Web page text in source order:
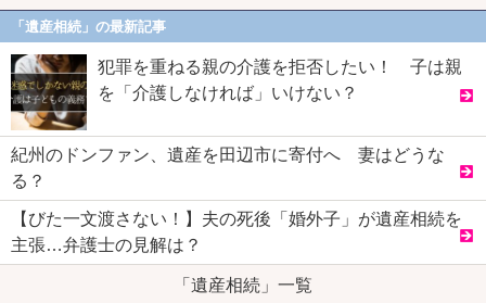
「遺産相続」の最新記事
犯罪を重ねる親の介護を拒否したい！ 子は親
を「介護しなければ」いけない？
紀州のドンファン、遺産を田辺市に寄付へ 妻はどうな
る？
【びた一文渡さない！】夫の死後「婚外子」が遺産相続を
主張…弁護士の見解は？
「遺産相続」一覧